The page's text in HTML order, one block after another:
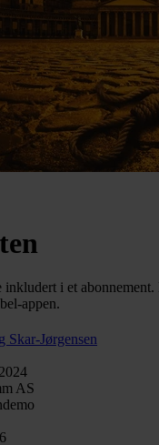
i et
appen.
Skar-Jørgensen
AS